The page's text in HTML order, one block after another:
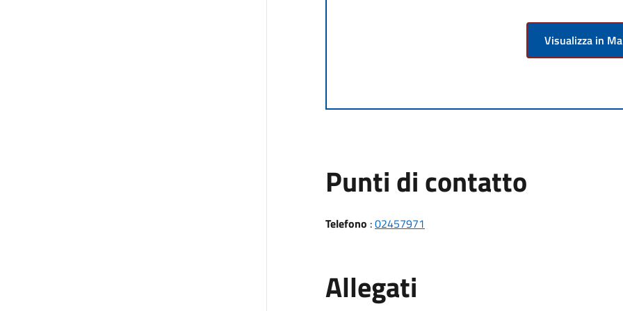
Visualizza in
Punti di contatto
Telefono :02457971
Allegati